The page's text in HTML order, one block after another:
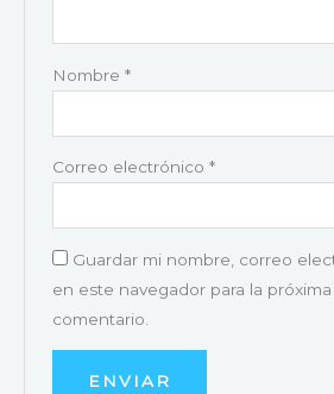
Nombre *
Correo electrónico *
Guardar mi nombre, correo
en este navegador para la
comentario.